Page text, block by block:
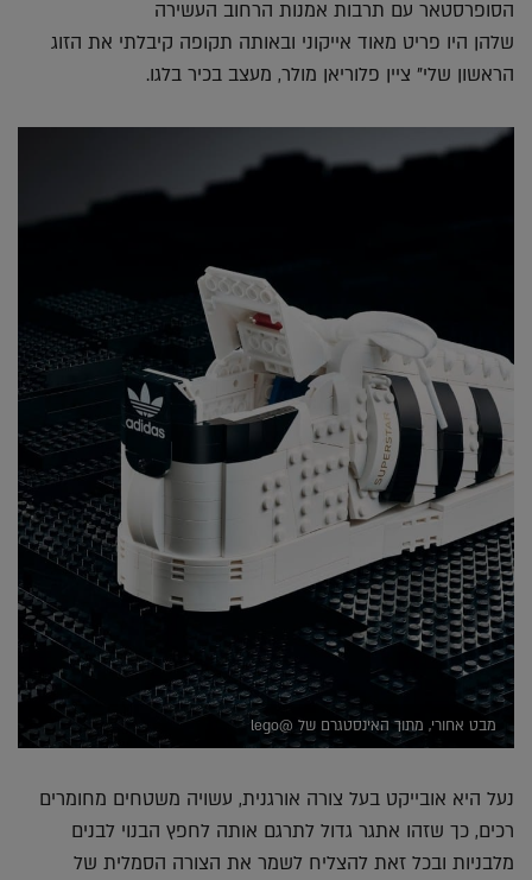
הסופרסטאר עם תרבות אמנות הרחוב העשירה
שלהן היו פריט מאוד אייקוני ובאותה תקופה קיבלתי את הזוג
הראשון שלי" ציין פלוריאן מולר, מעצב בכיר בלגו.
מבט אחורי, מתוך האינסטגרם של @lego
נעל היא אובייקט בעל צורה אורגנית, עשויה משטחים מחומרים
רכים, כך שזהו אתגר גדול לתרגם אותה לחפץ הבנוי לבנים
מלבניות ובכל זאת להצליח לשמר את הצורה הסמלית של